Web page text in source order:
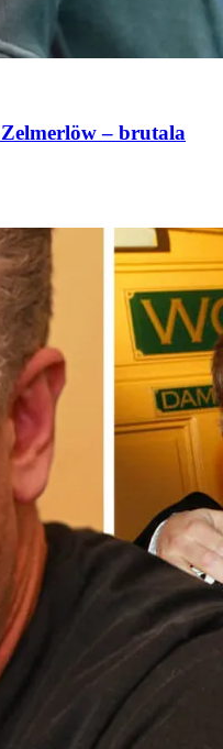
– brutala